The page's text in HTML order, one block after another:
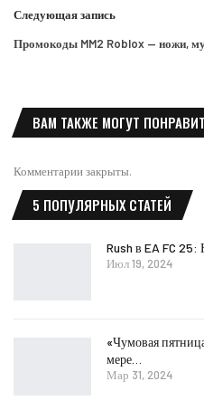
Следующая запись
Промокоды MM2 Roblox — ножи,
ВАМ ТАКЖЕ МОГУТ
Комментарии закрыты.
5 ПОПУЛЯРНЫХ СТАТЕЙ
Rush в EA FC 25:
Июл 19, 2024
«Чумовая
мере…
Мар 31, 2024